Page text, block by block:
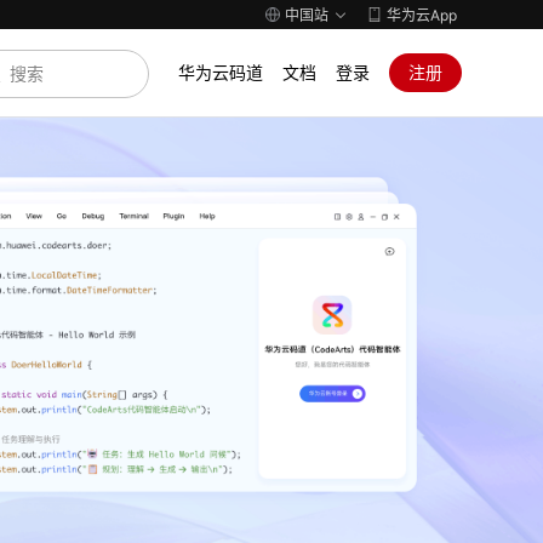
中国站 华为云App
华为云码道 文档 登录 注册